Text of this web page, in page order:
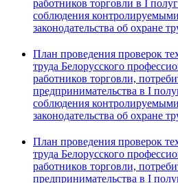
работников торговли в I
соблюдения
законодательства об охране
План проведения проверок
труда Белорусского
работников торговли,
предпринимательства в I
соблюдения
законодательства об охране
План проведения проверок
труда Белорусского
работников торговли,
предпринимательства в I